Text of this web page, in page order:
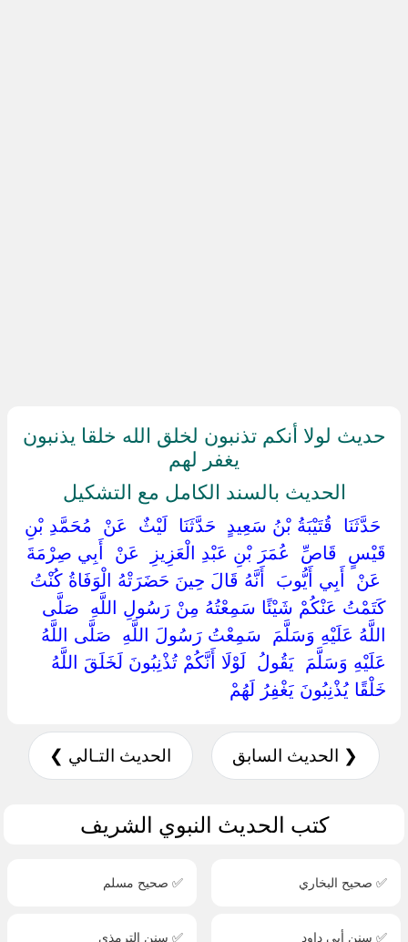
حديث لولا أنكم تذنبون لخلق الله خلقا يذنبون
يغفر لهم
الحديث بالسند الكامل مع التشكيل
‏ ‏حَدَّثَنَا ‏ ‏قُتَيْبَةُ بْنُ سَعِيدٍ ‏ ‏حَدَّثَنَا ‏ ‏لَيْثٌ ‏ ‏عَنْ ‏ ‏مُحَمَّدِ بْنِ
قَيْسٍ ‏ ‏قَاصِّ ‏ ‏عُمَرَ بْنِ عَبْدِ الْعَزِيزِ ‏ ‏عَنْ ‏ ‏أَبِي صِرْمَةَ
‏ ‏عَنْ ‏ ‏أَبِي أَيُّوبَ ‏ ‏أَنَّهُ قَالَ حِينَ حَضَرَتْهُ الْوَفَاةُ كُنْتُ
كَتَمْتُ عَنْكُمْ شَيْئًا سَمِعْتُهُ مِنْ رَسُولِ اللَّهِ ‏ ‏صَلَّى
اللَّهُ عَلَيْهِ وَسَلَّمَ ‏ ‏سَمِعْتُ رَسُولَ اللَّهِ ‏ ‏صَلَّى اللَّهُ
عَلَيْهِ وَسَلَّمَ ‏ ‏يَقُولُ ‏ ‏لَوْلَا أَنَّكُمْ تُذْنِبُونَ لَخَلَقَ اللَّهُ
خَلْقًا يُذْنِبُونَ يَغْفِرُ لَهُمْ ‏
❮ الحديث السابق الحديث التـالي ❯
كتب الحديث النبوي الشريف
✅ صحيح البخاري ✅ صحيح مسلم
✅ سنن أبي داود ✅ سنن الترمذي